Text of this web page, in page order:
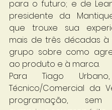
para o futuro; e de
presidente da
que trouxe sua
mais de três décadas
grupo sobre como
ao produto e à marca.
Para Tiago
Técnico/Comercial da
programação, sem